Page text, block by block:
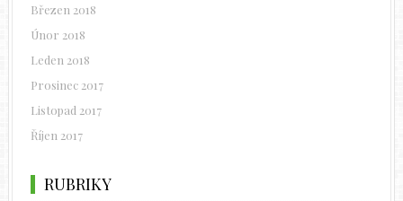
Březen 2018
Únor 2018
Leden 2018
Prosinec 2017
Listopad 2017
Říjen 2017
RUBRIKY